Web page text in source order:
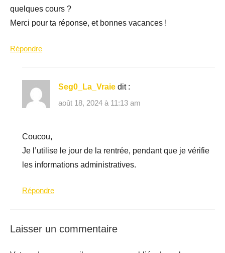
quelques cours ?
Merci pour ta réponse, et bonnes vacances !
Répondre
Seg0_La_Vraie dit :
août 18, 2024 à 11:13 am
Coucou,
Je l’utilise le jour de la rentrée, pendant que je vérifie
les informations administratives.
Répondre
Laisser un commentaire